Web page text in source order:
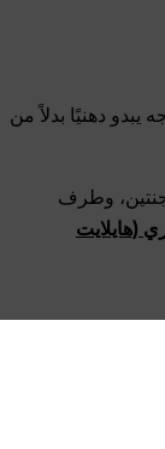
يبدو دهنيًا بدلاً من
وطرف
(هايلايت